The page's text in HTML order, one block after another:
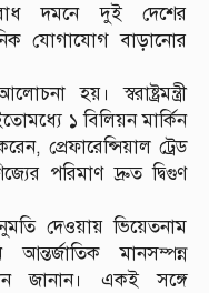
দমনে দুই দেশের
যোগাযোগ বাড়ানোর
হয়। স্বরাষ্ট্রমন্ত্রী
১ বিলিয়ন মার্কিন
প্রেফারেন্সিয়াল ট্রেড
পরিমাণ দ্রুত দ্বিগুণ
দেওয়ায় ভিয়েতনাম
মানসম্পন্ন
জানান। একই সঙ্গে